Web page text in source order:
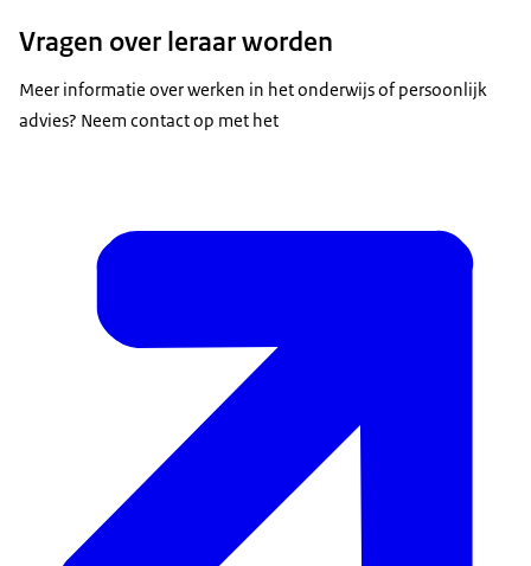
Vragen over leraar worden
Meer informatie over werken in het onderwijs of persoonlijk
advies? Neem contact op met het